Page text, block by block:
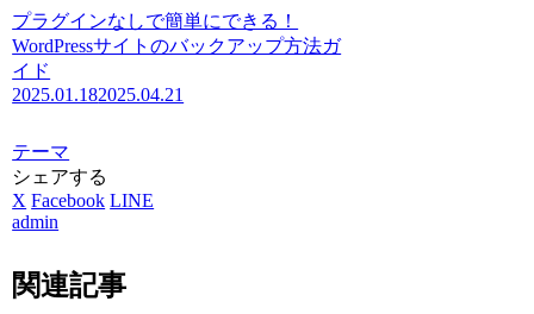
プラグインなしで簡単にできる！
WordPressサイトのバックアップ方法ガ
イド
2025.01.182025.04.21
テーマ
シェアする
X Facebook LINE
admin
関連記事